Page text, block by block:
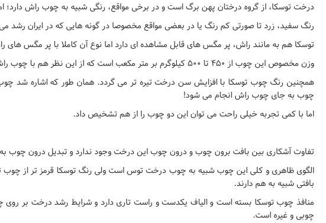
درخت توسکا، از گروه درختان پهن برگ است و در برخی مواقع، رنگی شبیه به چوب راش دارد؛
رنگ سفید، زرد تا صورتی کم رنگ یا در بعضی مواقع مخصوصا در گونه هایی که در ایران رشد
توسکا هم به مانند راش، پر مگس های قابل مشاهده ای دارد اما نوع آن کاملا با پر مگس های
وزن مخصوص این چوب از ۴۵۰ تا ۵۰۰ کیلوگرم بر متر مکعب است که از این نظر هم با چوب راش که سنگین تر است تفاوت دارد. رنگ چوب توسکا در برابر نور آفتاب به قهوه ای مایل به قرمز تبدیل می شود.
همچنین رنگ چوب توسکا با افزایش سن درخت تیره تر می گردد. همان طور که اشاره شد چوب
چوب به جای چوب راش انجام می شود!
اما با کمی تجربه خیلی راحت می توان این دو چوب را از هم تشخیص داد.
تفاوت آشکاری بین بافت برون چوب و درون چوب این درخت وجود ندارد و تبدیل درون چوب
الگوی ظاهری و کلی این چوب شبیه به چوب درخت توس است ولی رنگ توسکا قرمز تر از چوب
بافتی شبیه به هم دارند.
منافذ چوب توسکا بسته است و الیاف یکدست و راست تاری دارد و شرایط رشد درخت بر روی
چوبی و غیره است.